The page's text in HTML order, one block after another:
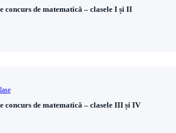
concurs de matematică – clasele I și II
concurs de matematică – clasele III și IV